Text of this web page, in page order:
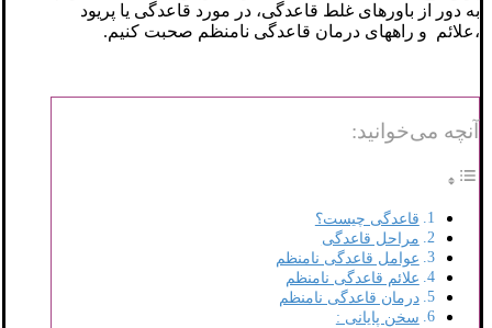
به دور از باورهای غلط قاعدگی، در مورد قاعدگی یا پریود
،علائم و راههای درمان قاعدگی نامنظم صحبت کنیم.
آنچه می‌خوانید:
قاعدگی چیست؟
مراحل قاعدگی
عوامل قاعدگی نامنظم
علائم قاعدگی نامنظم
درمان قاعدگی نامنظم
سخن پایانی :